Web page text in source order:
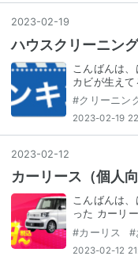
2023-02-19
ハウスクリーニング
こんばんは
カビが生え
#クリーニン
2023-02-19
2023-02-12
カーリース（個人向
こんばんは
った カーリ
#カーリス #
2023-02-12